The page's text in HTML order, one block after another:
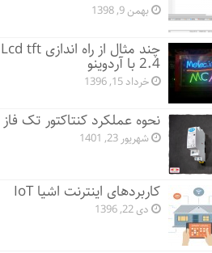
بهمن 9, 1398
چند مثال از راه اندازی Lcd tft
2.4 با آردوینو
خرداد 15, 1396
نحوه عملکرد کنتاکتور تک فاز
شهریور 23, 1401
کاربردهای اینترنت اشیا IoT
دی 22, 1396